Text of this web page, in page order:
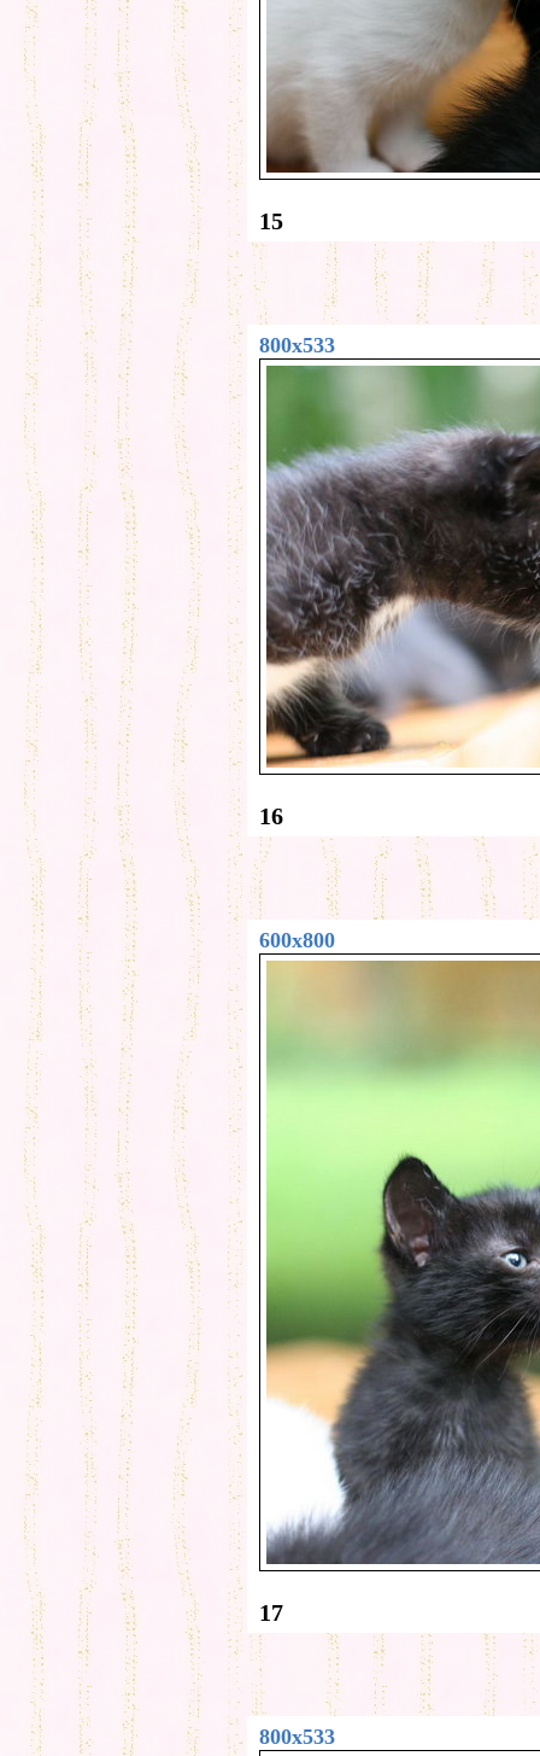
15
800x533
16
600x800
17
800x533